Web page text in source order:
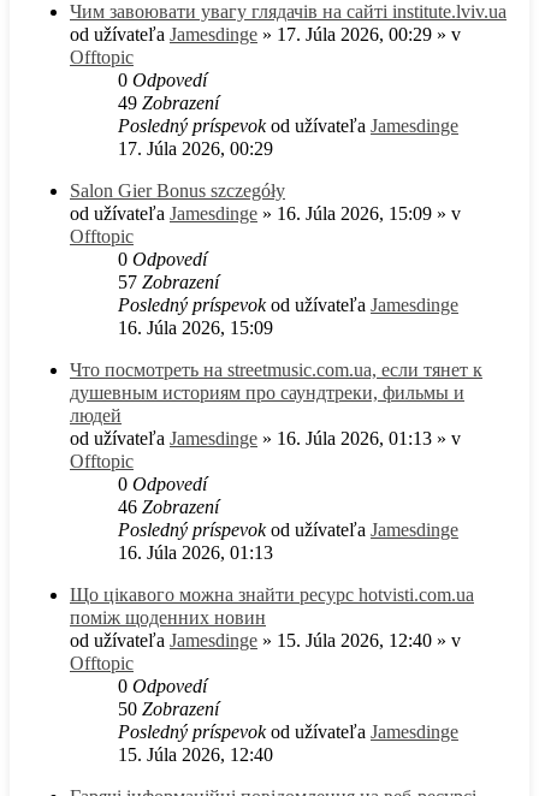
Чим завоювати увагу глядачів на сайті institute.lviv.ua
od užívateľa Jamesdinge » 17. Júla 2026, 00:29 » v
Offtopic
0 Odpovedí
49 Zobrazení
Posledný príspevokod užívateľa Jamesdinge
17. Júla 2026, 00:29
Salon Gier Bonus szczegóły
od užívateľa Jamesdinge » 16. Júla 2026, 15:09 » v
Offtopic
0 Odpovedí
57 Zobrazení
Posledný príspevokod užívateľa Jamesdinge
16. Júla 2026, 15:09
Что посмотреть на streetmusic.com.ua, если тянет к
душевным историям про саундтреки, фильмы и
людей
od užívateľa Jamesdinge » 16. Júla 2026, 01:13 » v
Offtopic
0 Odpovedí
46 Zobrazení
Posledný príspevokod užívateľa Jamesdinge
16. Júla 2026, 01:13
Що цікавого можна знайти ресурс hotvisti.com.ua
поміж щоденних новин
od užívateľa Jamesdinge » 15. Júla 2026, 12:40 » v
Offtopic
0 Odpovedí
50 Zobrazení
Posledný príspevokod užívateľa Jamesdinge
15. Júla 2026, 12:40